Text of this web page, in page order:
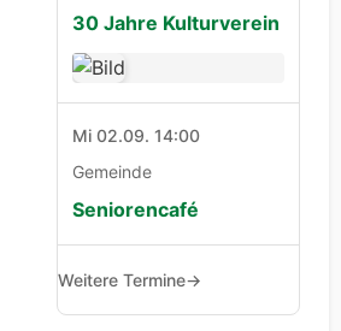
30 Jahre Kulturverein
Mi 02.09. 14:00
Gemeinde
Seniorencafé
Weitere Termine→